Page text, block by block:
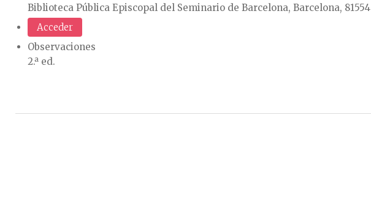
Biblioteca Pública Episcopal del Seminario de Barcelona, Barcelona, 81554
Acceder
Observaciones
2.ª ed.